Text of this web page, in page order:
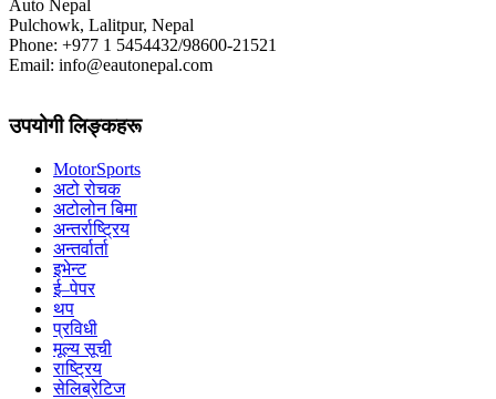
Auto Nepal
Pulchowk, Lalitpur, Nepal
Phone: +977 1 5454432/98600-21521
Email: info@eautonepal.com
उपयोगी लिङ्कहरू
MotorSports
अटो रोचक
अटोलोन बिमा
अन्तर्राष्ट्रिय
अन्तर्वार्ता
इभेन्ट
ई–पेपर
थप
प्रविधी
मूल्य सूची
राष्ट्रिय
सेलिब्रेटिज